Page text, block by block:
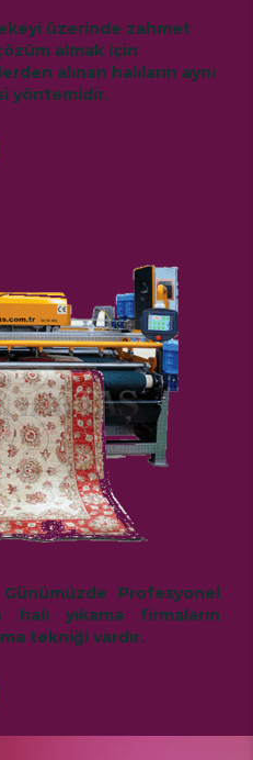
lekeyi üzerinde zahmet
almak için
alınan halıların aynı
yöntemidir.
Günümüzde Profesyonel
halı yıkama firmaların
tekniği vardır.